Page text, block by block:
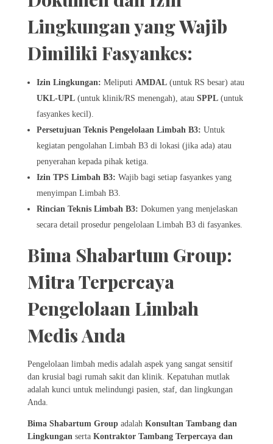
Lingkungan yang Wajib
Dimiliki Fasyankes:
Izin Lingkungan: MeliputiAMDAL (untuk RS besar) atau
UKL-UPL (untuk klinik/RS menengah), atauSPPL (untuk
fasyankes kecil).
Persetujuan Teknis Pengelolaan Limbah B3: Untuk
kegiatan pengolahan Limbah B3 di lokasi (jika ada) atau
penyerahan kepada pihak ketiga.
Izin TPS Limbah B3: Wajib bagi setiap fasyankes yang
menyimpan Limbah B3.
Rincian Teknis Limbah B3: Dokumen yang menjelaskan
secara detail prosedur pengelolaan Limbah B3 di fasyankes.
Bima Shabartum Group:
Mitra Terpercaya
Pengelolaan Limbah
Medis Anda
Pengelolaan limbah medis adalah aspek yang sangat sensitif
dan krusial bagi rumah sakit dan klinik. Kepatuhan mutlak
adalah kunci untuk melindungi pasien, staf, dan lingkungan
Anda.
Bima Shabartum Group adalah Konsultan Tambang dan
Lingkungan serta Kontraktor Tambang Terpercaya dan